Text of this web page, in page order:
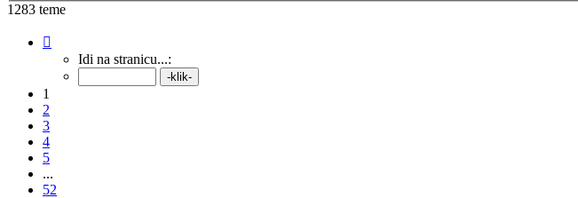
1283 teme
52 .Idi na stranicu...:
1
2
3
4
5
...
52